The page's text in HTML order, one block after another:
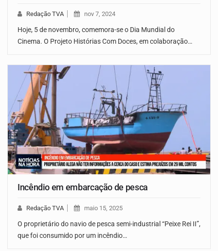
Redação TVA nov 7, 2024
Hoje, 5 de novembro, comemora-se o Dia Mundial do
Cinema. O Projeto Histórias Com Doces, em colaboração…
Incêndio em embarcação de pesca
Redação TVA maio 15, 2025
O proprietário do navio de pesca semi-industrial “Peixe Rei II”,
que foi consumido por um incêndio…